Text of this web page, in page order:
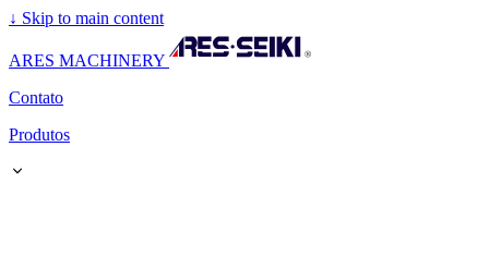
↓ Skip to main content
ARES MACHINERY
Contato
Produtos